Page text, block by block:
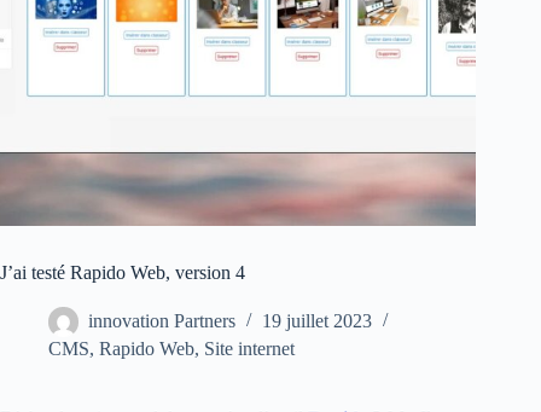
J’ai testé Rapido Web, version 4
innovation Partners
19 juillet 2023
CMS, Rapido Web, Site internet